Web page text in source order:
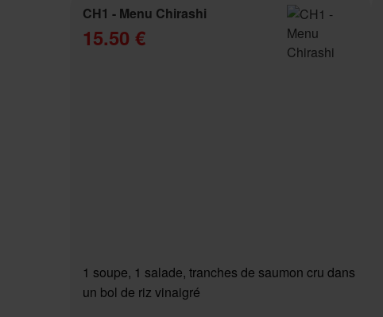
CH1 - Menu Chirashi
15.50 €
1 soupe, 1 salade, tranches de saumon cru dans
un bol de riz vinaigré